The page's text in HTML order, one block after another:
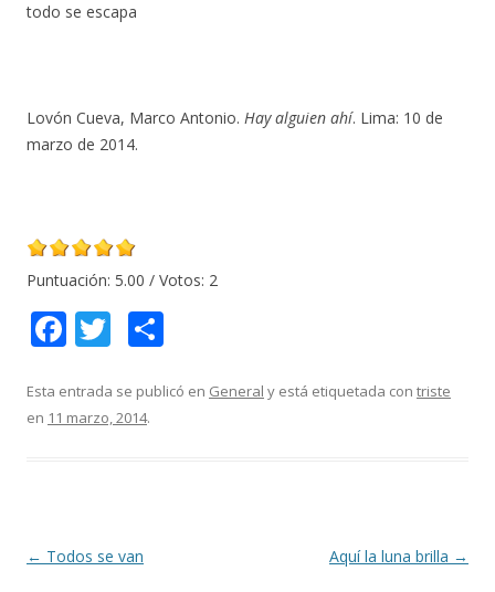
todo se escapa
Lovón Cueva, Marco Antonio. Hay alguien ahí. Lima: 10 de
marzo de 2014.
Puntuación: 5.00 / Votos: 2
F
e
b
k
T
itt
er
m
Esta entrada se publicó en General y está etiquetada con triste
en 11 marzo, 2014.
Navegación
← Todos se van Aquí la luna brilla →